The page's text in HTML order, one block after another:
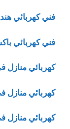
فني كهربائي
فني كهربائي
كهربائي منازل
كهربائي منازل
كهربائي